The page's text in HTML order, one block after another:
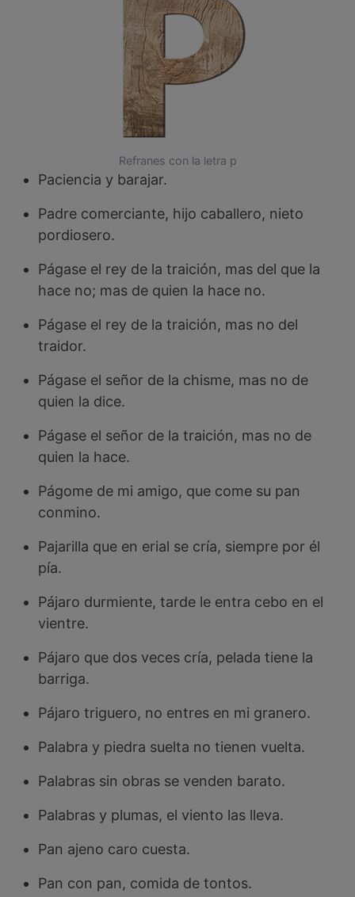
Refranes con la letra p
Paciencia y barajar.
Padre comerciante, hijo caballero, nieto
pordiosero.
Págase el rey de la traición, mas del que la
hace no; mas de quien la hace no.
Págase el rey de la traición, mas no del
traidor.
Págase el señor de la chisme, mas no de
quien la dice.
Págase el señor de la traición, mas no de
quien la hace.
Págome de mi amigo, que come su pan
conmino.
Pajarilla que en erial se cría, siempre por él
pía.
Pájaro durmiente, tarde le entra cebo en el
vientre.
Pájaro que dos veces cría, pelada tiene la
barriga.
Pájaro triguero, no entres en mi granero.
Palabra y piedra suelta no tienen vuelta.
Palabras sin obras se venden barato.
Palabras y plumas, el viento las lleva.
Pan ajeno caro cuesta.
Pan con pan, comida de tontos.